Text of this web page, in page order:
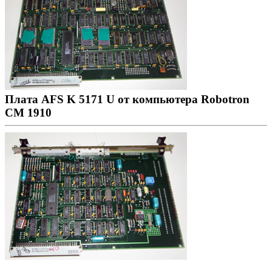
Плата AFS K 5171 U от компьютера Robotron
CM 1910